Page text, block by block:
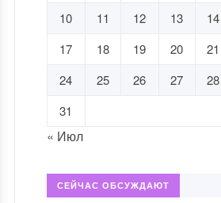
10
11 12 13 14
17
18 19 20 21
24
25 26 27 28
31
« Июл
СЕЙЧАС ОБСУЖДАЮТ